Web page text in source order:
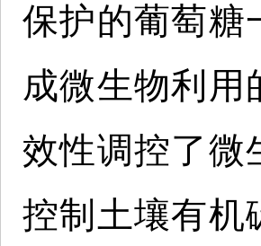
保护的葡萄糖
成微生物利用
效性调控了微
控制土壤有机